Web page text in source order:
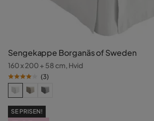
Sengekappe Borganäs of Sweden
160 x 200 + 58 cm, Hvid
(3)
SE PRISEN!